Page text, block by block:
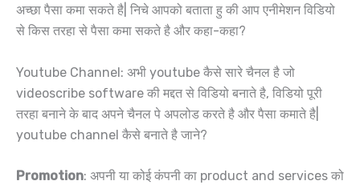
अच्छा पैसा कमा सकते है| निचे आपको बताता हु की आप एनीमेशन विडियो
से किस तरहा से पैसा कमा सकते है और कहा-कहा?
Youtube Channel: अभी youtube कैसे सारे चैनल है जो
videoscribe software की मद्दत से विडियो बनाते है, विडियो पूरी
तरहा बनाने के बाद अपने चैनल पे अपलोड करते है और पैसा कमाते है|
youtube channel कैसे बनाते है जाने?
Promotion: अपनी या कोई कंपनी का product and services को